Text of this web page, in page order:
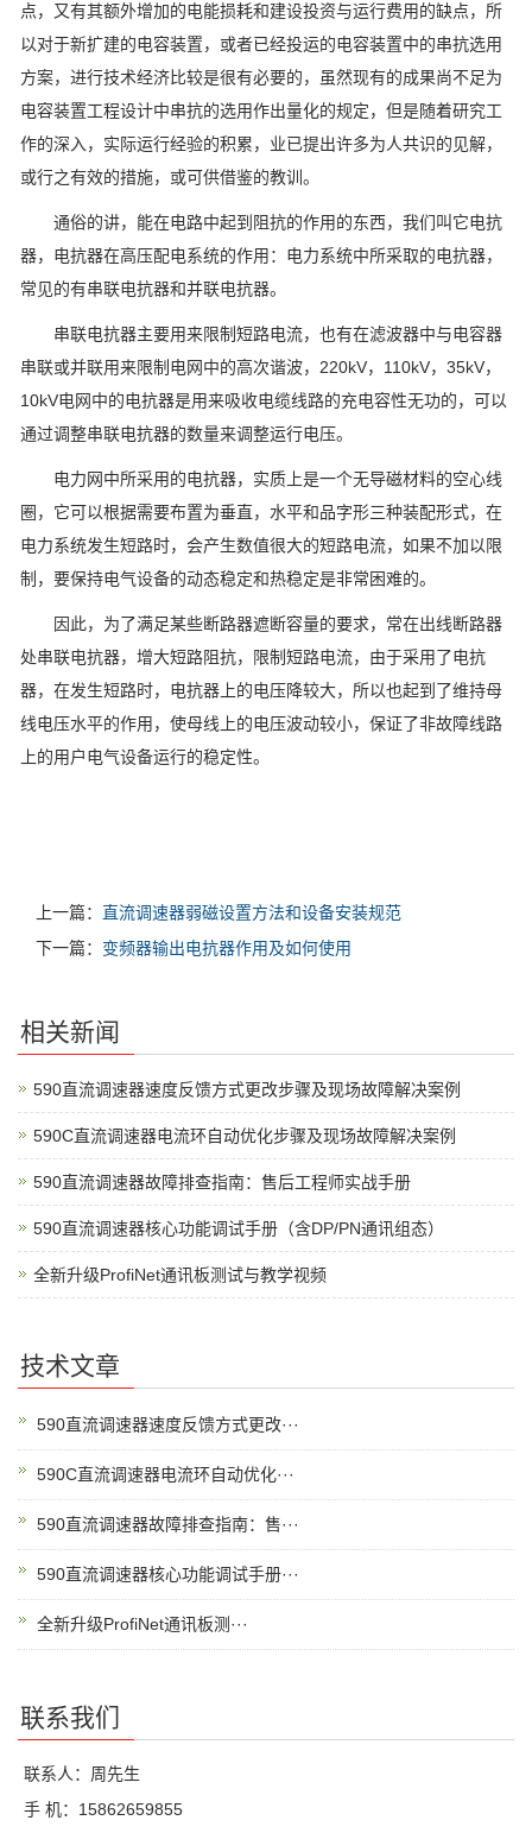
点，又有其额外增加的电能损耗和建设投资与运行费用的缺点，所
以对于新扩建的电容装置，或者已经投运的电容装置中的串抗选用
方案，进行技术经济比较是很有必要的，虽然现有的成果尚不足为
电容装置工程设计中串抗的选用作出量化的规定，但是随着研究工
作的深入，实际运行经验的积累，业已提出许多为人共识的见解，
或行之有效的措施，或可供借鉴的教训。
通俗的讲，能在电路中起到阻抗的作用的东西，我们叫它电抗
器，电抗器在高压配电系统的作用：电力系统中所采取的电抗器，
常见的有串联电抗器和并联电抗器。
串联电抗器主要用来限制短路电流，也有在滤波器中与电容器
串联或并联用来限制电网中的高次谐波，220kV，110kV，35kV，
10kV电网中的电抗器是用来吸收电缆线路的充电容性无功的，可以
通过调整串联电抗器的数量来调整运行电压。
电力网中所采用的电抗器，实质上是一个无导磁材料的空心线
圈，它可以根据需要布置为垂直，水平和品字形三种装配形式，在
电力系统发生短路时，会产生数值很大的短路电流，如果不加以限
制，要保持电气设备的动态稳定和热稳定是非常困难的。
因此，为了满足某些断路器遮断容量的要求，常在出线断路器
处串联电抗器，增大短路阻抗，限制短路电流，由于采用了电抗
器，在发生短路时，电抗器上的电压降较大，所以也起到了维持母
线电压水平的作用，使母线上的电压波动较小，保证了非故障线路
上的用户电气设备运行的稳定性。
上一篇： 直流调速器弱磁设置方法和设备安装规范
下一篇： 变频器输出电抗器作用及如何使用
相关新闻
590直流调速器速度反馈方式更改步骤及现场故障解决案例
590C直流调速器电流环自动优化步骤及现场故障解决案例
590直流调速器故障排查指南：售后工程师实战手册
590直流调速器核心功能调试手册（含DP/PN通讯组态）
全新升级ProfiNet通讯板测试与教学视频
技术文章
590直流调速器速度反馈方式更改···
590C直流调速器电流环自动优化···
590直流调速器故障排查指南：售···
590直流调速器核心功能调试手册···
全新升级ProfiNet通讯板测···
联系我们
联系人：周先生
手 机：15862659855